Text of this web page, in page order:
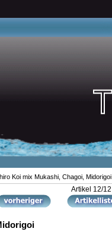
Koi mix Mukashi, Chagoi, Midorigoi
Artikel 12/12